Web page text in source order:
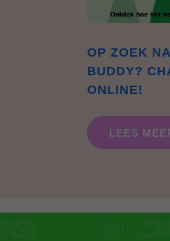
OP ZOEK
BUDDY?
ONLINE!
LEES